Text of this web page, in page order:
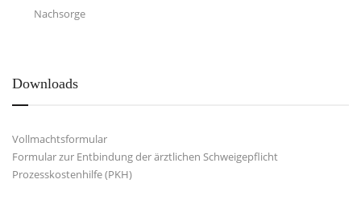
Nachsorge
Downloads
Vollmachtsformular
Formular zur Entbindung der ärztlichen Schweigepflicht
Prozesskostenhilfe (PKH)